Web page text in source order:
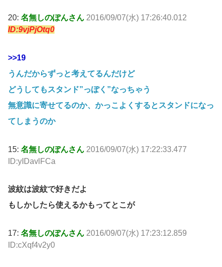
20: 名無しのぽんさん 2016/09/07(水) 17:26:40.012
ID:9vjPjOtq0
>>19
うんだからずっと考えてるんだけど
どうしてもスタンド”っぽく”なっちゃう
無意識に寄せてるのか、かっこよくするとスタンドになっ
てしまうのか
15: 名無しのぽんさん 2016/09/07(水) 17:22:33.477
ID:yIDavlFCa
波紋は波紋で好きだよ
もしかしたら使えるかもってとこが
17: 名無しのぽんさん 2016/09/07(水) 17:23:12.859
ID:cXqf4v2y0